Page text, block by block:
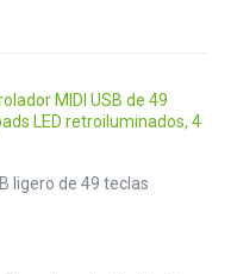
MIDI USB de 49
LED retroiluminados, 4
ligero de 49 teclas